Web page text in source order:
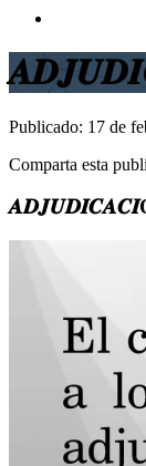
Publicado: 17 de
Comparta esta